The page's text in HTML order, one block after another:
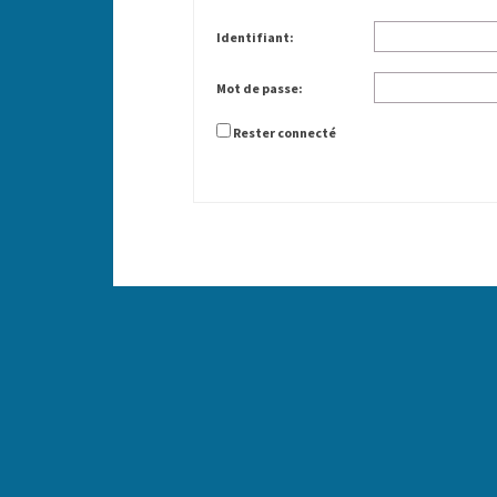
Identifiant:
Mot de passe:
Rester connecté